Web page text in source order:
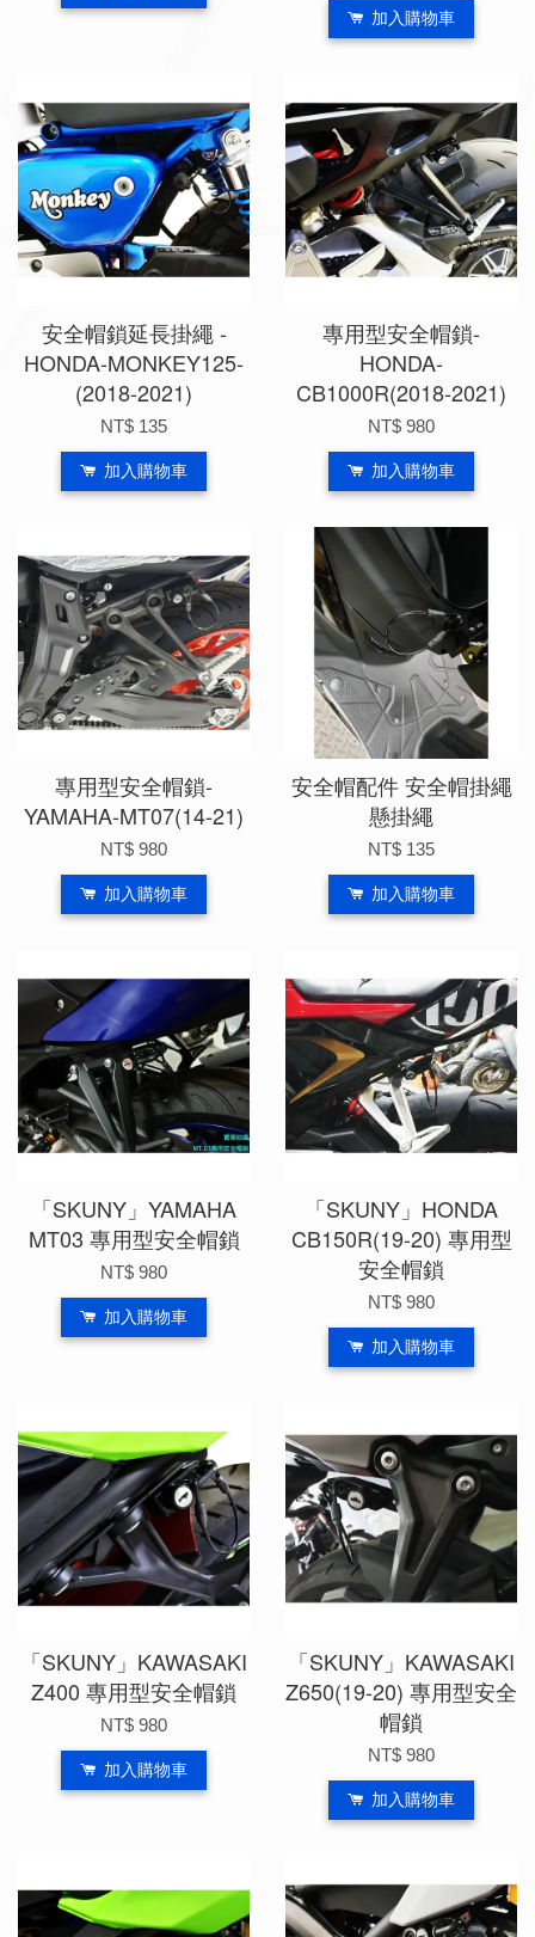
加入購物車
安全帽鎖延長掛繩 -
HONDA-MONKEY125-
(2018-2021)
NT$ 135
加入購物車
專用型安全帽鎖-
HONDA-
CB1000R(2018-2021)
NT$ 980
加入購物車
專用型安全帽鎖-
YAMAHA-MT07(14-21)
NT$ 980
加入購物車
安全帽配件 安全帽掛繩
懸掛繩
NT$ 135
加入購物車
「SKUNY」YAMAHA
MT03 專用型安全帽鎖
NT$ 980
加入購物車
「SKUNY」HONDA
CB150R(19-20) 專用型
安全帽鎖
NT$ 980
加入購物車
「SKUNY」KAWASAKI
Z400 專用型安全帽鎖
NT$ 980
加入購物車
「SKUNY」KAWASAKI
Z650(19-20) 專用型安全
帽鎖
NT$ 980
加入購物車